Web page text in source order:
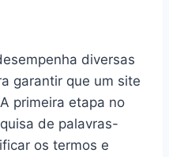
diversas
garantir que um site
primeira etapa no
de palavras-
os termos e